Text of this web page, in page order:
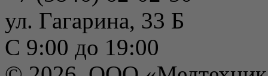
ул. Гагарина, 33 Б
С 9:00 до 19:00